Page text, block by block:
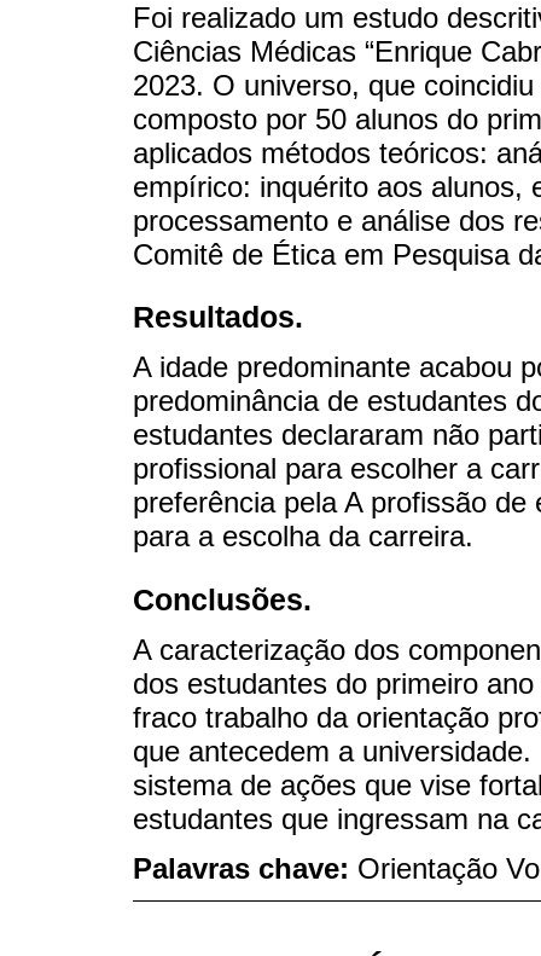
Foi realizado um estudo
Ciências Médicas “Enrique
2023. O universo, que
composto por 50 alunos do
aplicados métodos teóricos:
empírico: inquérito aos alunos,
processamento e análise dos
Comitê de Ética em Pesquisa
Resultados.
A idade predominante acabou
predominância de estudantes
estudantes declararam não
profissional para escolher a
preferência pela A profissão
para a escolha da carreira.
Conclusões.
A caracterização dos
dos estudantes do primeiro
fraco trabalho da orientação
que antecedem a
sistema de ações que vise
estudantes que ingressam na
Palavras chave: Orientação